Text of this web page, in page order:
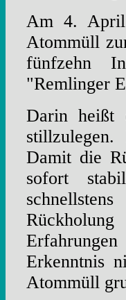
Am 4. April
Atommüll
fünfzehn
"Remlinger
Darin heißt
Damit die
sofort
Erkenntnis
Atommüll